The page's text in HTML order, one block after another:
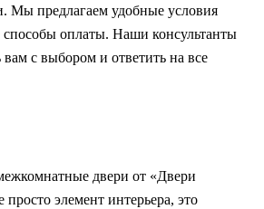
Мы предлагаем удобные условия
оплаты. Наши консультанты
с выбором и ответить на все
двери от «Двери
элемент интерьера, это